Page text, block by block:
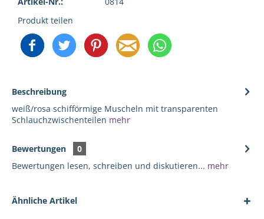
Produkt teilen
Beschreibung
weiß/rosa schifförmige Muscheln mit transparenten
Schlauchzwischenteilen mehr
Bewertungen
0
Bewertungen lesen, schreiben und diskutieren... mehr
Ähnliche Artikel